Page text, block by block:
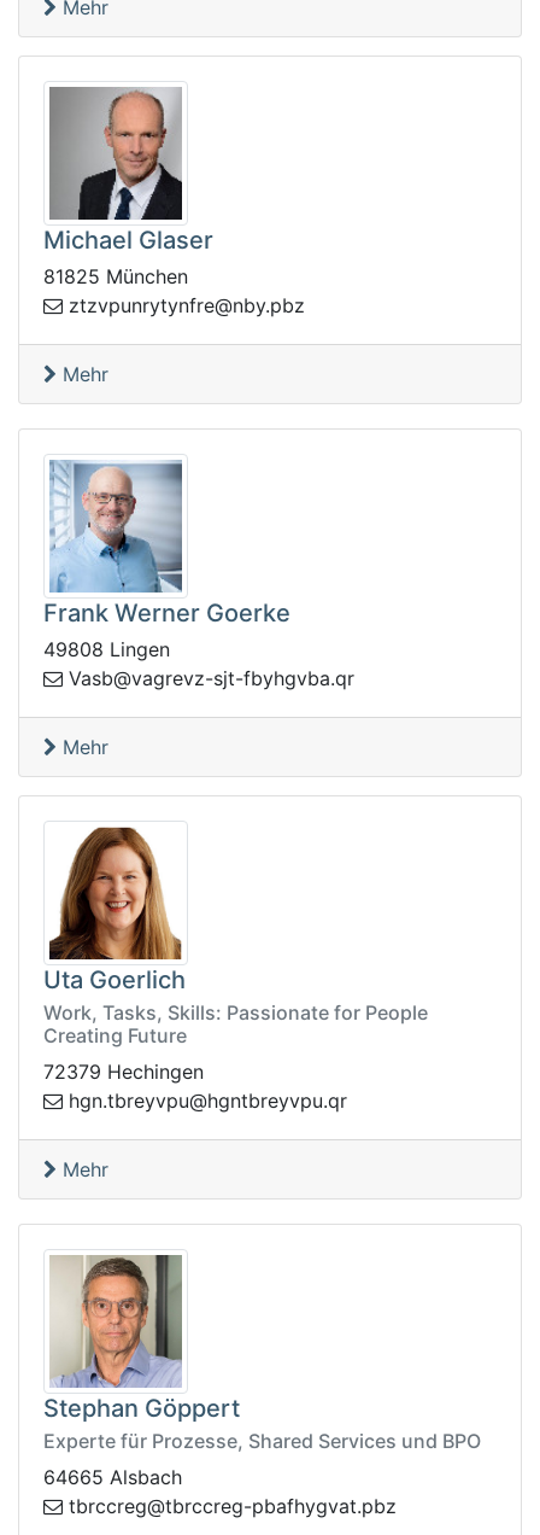
Mehr
Michael Glaser
81825 München
z
bp.ybn@erfnytyrnupvztz
Mehr
Frank Werner Goerke
49808 Lingen
rq.abvghybf-tjs-zve
rgav@bsaV
Mehr
Uta Goerlich
Work, Tasks, Skills: Passionate for People
Creating Future
72379 Hechingen
rq.upvyerbtngh@upvyerbt.ngh
Mehr
Stephan Göppert
Experte für Prozesse, Shared Services und BPO
64665 Alsbach
zbp
.tavgyhfabp-gerccrbt@gerccrbt